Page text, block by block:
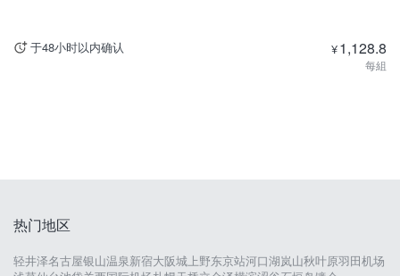
于48小时以内确认 ¥1,128.8
每組
热门地区
轻井泽名古屋银山温泉新宿大阪城 上野东京站河口湖岚山秋叶原羽田机场